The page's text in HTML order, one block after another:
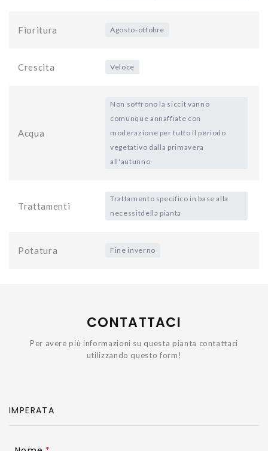
Fioritura Agosto-ottobre
Crescita Veloce
Acqua
Non soffrono la siccit vanno
comunque annaffiate con
moderazione per tutto il periodo
vegetativo dalla primavera
all'autunno
Trattamenti
Trattamento specifico in base alla
necessitdella pianta
Potatura Fine inverno
CONTATTACI
Per avere più informazioni su questa pianta contattaci
utilizzando questo form!